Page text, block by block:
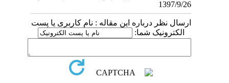
نظر درباره این مقاله : نام کاربری یا پست
شما: